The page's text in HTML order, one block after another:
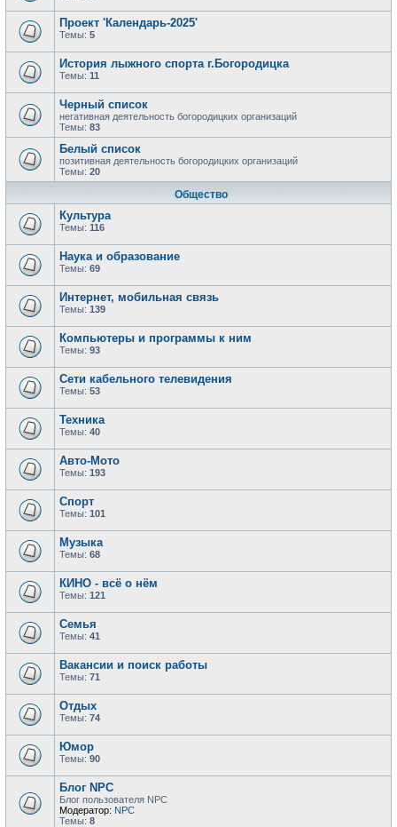
Проект 'Календарь-2025'
Темы: 5
История лыжного спорта г.Богородицка
Темы: 11
Черный список
негативная деятельность богородицких организаций
Темы: 83
Белый список
позитивная деятельность богородицких организаций
Темы: 20
Общество
Культура
Темы: 116
Наука и образование
Темы: 69
Интернет, мобильная связь
Темы: 139
Компьютеры и программы к ним
Темы: 93
Сети кабельного телевидения
Темы: 53
Техника
Темы: 40
Авто-Мото
Темы: 193
Спорт
Темы: 101
Музыка
Темы: 68
КИНО - всё о нём
Темы: 121
Семья
Темы: 41
Вакансии и поиск работы
Темы: 71
Отдых
Темы: 74
Юмор
Темы: 90
Блог NPC
Блог пользователя NPC
Модератор: NPC
Темы: 8